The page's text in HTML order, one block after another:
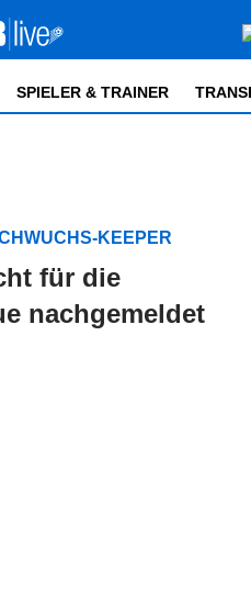
SPIELER & TRAINER
KEEPER
für die
nachgemeldet